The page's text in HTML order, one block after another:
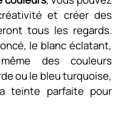
et créer des
tous les regards.
le blanc éclatant,
des couleurs
ou le bleu turquoise,
teinte parfaite pour